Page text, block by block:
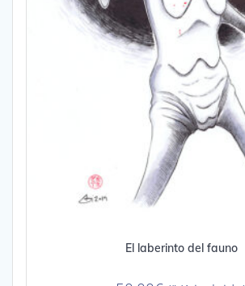
El laberinto del fauno